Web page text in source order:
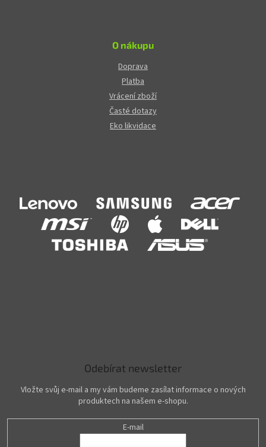
O nákupu
Doprava
Platba
Vrácení zboží
Časté dotazy
Eko likvidace
Odebírat newsletter
Vložte svůj e-mail a my vám budeme zasílat informace o nových
produktech na našem e-shopu.
E-mail